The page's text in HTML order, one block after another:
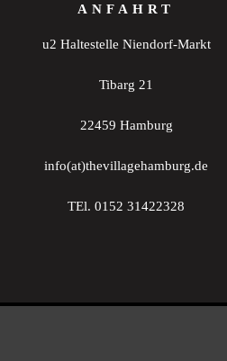
ANFAHRT
u2 Haltestelle Niendorf-Markt
Tibarg 21
22459 Hamburg
info(at)thevillagehamburg.de
TEl. 0152 31422328